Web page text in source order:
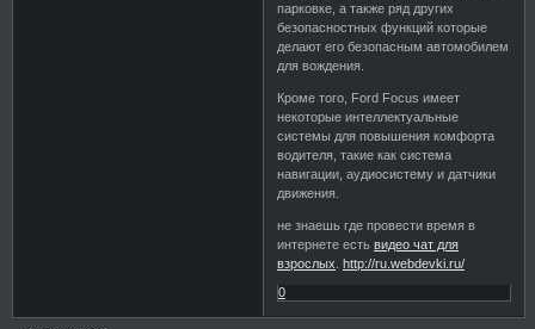
парковке, а также ряд других
безопасностных функций которые
делают его безопасным автомобилем
для вождения.
Кроме того, Ford Focus имеет
некоторые интеллектуальные
системы для повышения комфорта
водителя, такие как система
навигации, аудиосистему и датчики
движения.
не знаешь где провести время в
интернете естьвидео чат для
взрослых .http://ru.webdevki.ru/
0